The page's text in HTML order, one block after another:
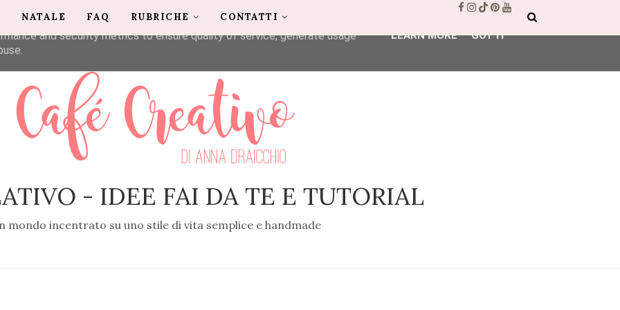
- IDEE FAI DA TE E TUTORIAL
mondo incentrato su uno stile di vita semplice e handmade
NATALE FAQ RUBRICHE CONTATTI
its services and to analyze traffic. Your IP address and user-agent
and security metrics to ensure quality of service, generate usage
LEARN MORE GOT IT